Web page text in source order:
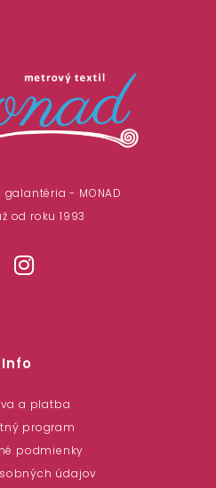
- MONAD
od roku 1993
Info
a platba
program
podmienky
údajov